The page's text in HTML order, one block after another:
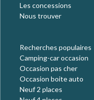
Les concessions
Nous trouver
Recherches populaires
Camping-car occasion
Occasion pas cher
Occasion boite auto
Neuf 2 places